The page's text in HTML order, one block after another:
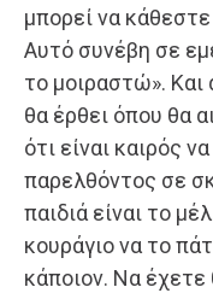
μπορεί να
Αυτό συνέβη σε
το μοιραστώ». Και
θα έρθει όπου θα
ότι είναι καιρός
παρελθόντος σε
παιδιά είναι το
κουράγιο να το
κάποιον. Να έχετε